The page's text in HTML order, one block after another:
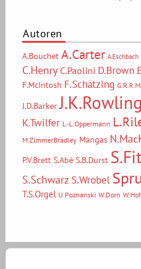
Autoren
A.Bouchet A.Carter A.Eschbach
C.Henry C.Paolini D.Brown
F.McIntosh F.Schätzing
J.D.Barker J.K.Rowling
K.Twilfer L.-L.Oppermann
M.ZimmerBradley Mangas
P.V.Brett S.Abé S.B.Durst
S.Schwarz S.Wrobel
T.S.Orgel U.Poznanski W.Dorn